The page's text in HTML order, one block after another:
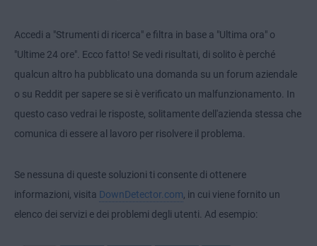
Accedi a "Strumenti di ricerca" e filtra in base a "Ultima ora" o
"Ultime 24 ore". Ecco fatto! Se vedi risultati, di solito è perché
qualcun altro ha pubblicato una domanda su un forum aziendale
o su Reddit per sapere se si è verificato un malfunzionamento. In
questo caso vedrai le risposte, solitamente dell'azienda stessa che
comunica di essere al lavoro per risolvere il problema.
Se nessuna di queste soluzioni ti consente di ottenere
informazioni, visita DownDetector.com , in cui viene fornito un
elenco dei servizi e dei problemi degli utenti. Ad esempio: